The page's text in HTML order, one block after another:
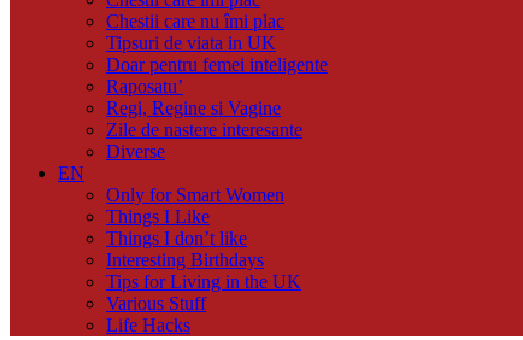
Chestii care nu îmi plac
Tipsuri de viata in UK
Doar pentru femei inteligente
Raposatu’
Regi, Regine si Vagine
Zile de nastere interesante
Diverse
EN
Only for Smart Women
Things I Like
Things I don’t like
Interesting Birthdays
Tips for Living in the UK
Various Stuff
Life Hacks